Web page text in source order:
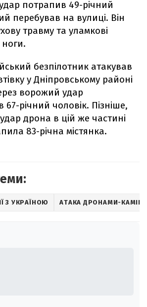
потрапив 49-річний
перебував на вулиці. Він
травму та уламкові
безпілотник атакував
у Дніпровському районі
ворожий удар
67-річний чоловік. Пізніше,
дрона в цій же частині
83-річна містянка.
З УКРАЇНОЮ АТАКА ДРОНАМИ-